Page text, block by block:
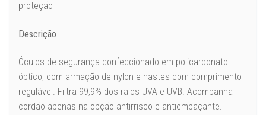
proteção
Descrição
Óculos de segurança confeccionado em policarbonato
óptico, com armação de nylon e hastes com comprimento
regulável. Filtra 99,9% dos raios UVA e UVB. Acompanha
cordão apenas na opção antirrisco e antiembaçante.